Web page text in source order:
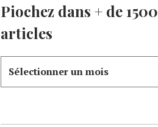
Piochez dans + de 1500
articles